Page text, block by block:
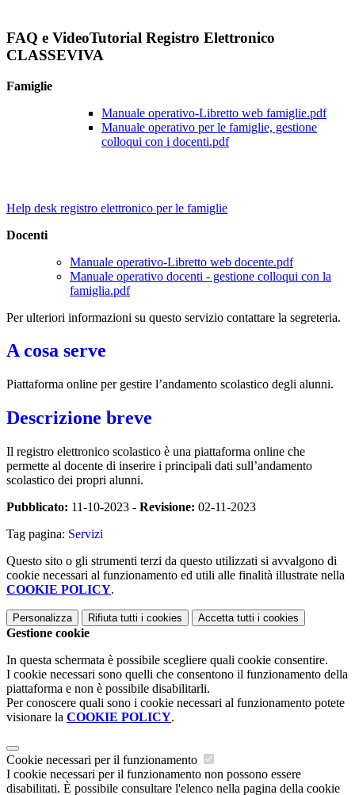
FAQ e VideoTutorial Registro Elettronico
CLASSEVIVA
Famiglie
Manuale operativo-Libretto web famiglie.pdf
Manuale operativo per le famiglie, gestione
colloqui con i docenti.pdf
Help desk registro elettronico per le famiglie
Docenti
Manuale operativo-Libretto web docente.pdf
Manuale operativo docenti - gestione colloqui con la
famiglia.pdf
Per ulteriori informazioni su questo servizio contattare la segreteria.
A cosa serve
Piattaforma online per gestire l’andamento scolastico degli alunni.
Descrizione breve
Il registro elettronico scolastico è una piattaforma online che
permette al docente di inserire i principali dati sull’andamento
scolastico dei propri alunni.
Pubblicato: 11-10-2023 - Revisione: 02-11-2023
Tag pagina: Servizi
Questo sito o gli strumenti terzi da questo utilizzati si avvalgono di
cookie necessari al funzionamento ed utili alle finalità illustrate nella
COOKIE POLICY.
Personalizza Rifiuta tutti i cookies Accetta tutti i cookies
Gestione cookie
In questa schermata è possibile scegliere quali cookie consentire.
I cookie necessari sono quelli che consentono il funzionamento della
piattaforma e non è possibile disabilitarli.
Per conoscere quali sono i cookie necessari al funzionamento potete
visionare la COOKIE POLICY.
Cookie necessari per il funzionamento
I cookie necessari per il funzionamento non possono essere
disabilitati. È possibile consultare l'elenco nella pagina della cookie